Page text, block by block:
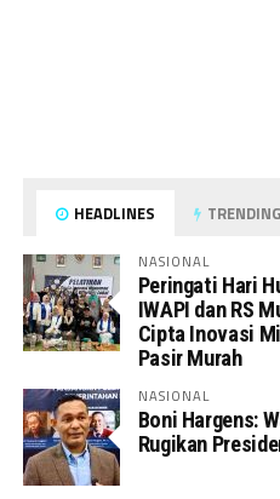
HEADLINES TRENDING
NASIONAL
Peringati Hari
IWAPI dan RS
Cipta Inovasi
Pasir Murah
NASIONAL
Boni Hargens:
Rugikan